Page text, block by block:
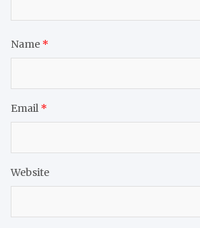
Name *
Email *
Website